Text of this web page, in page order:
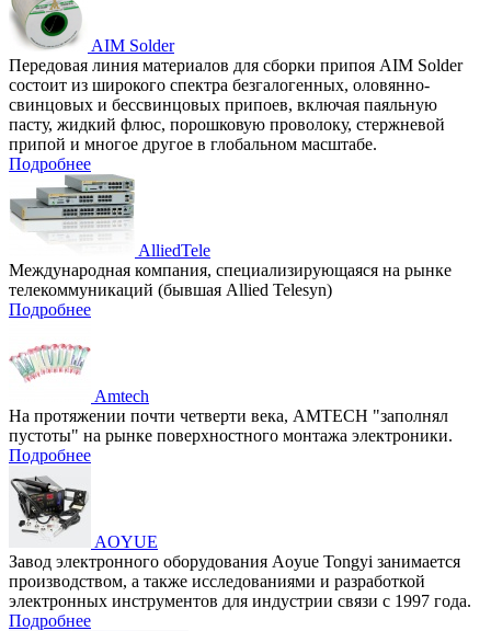
AIM Solder
Передовая линия материалов для сборки припоя AIM Solder
состоит из широкого спектра безгалогенных, оловянно-
свинцовых и бессвинцовых припоев, включая паяльную
пасту, жидкий флюс, порошковую проволоку, стержневой
припой и многое другое в глобальном масштабе.
Подробнее
AlliedTele
Международная компания, специализирующаяся на рынке
телекоммуникаций (бывшая Allied Telesyn)
Подробнее
Amtech
На протяжении почти четверти века, AMTECH "заполнял
пустоты" на рынке поверхностного монтажа электроники.
Подробнее
AOYUE
Завод электронного оборудования Aoyue Tongyi занимается
производством, а также исследованиями и разработкой
электронных инструментов для индустрии связи с 1997 года.
Подробнее